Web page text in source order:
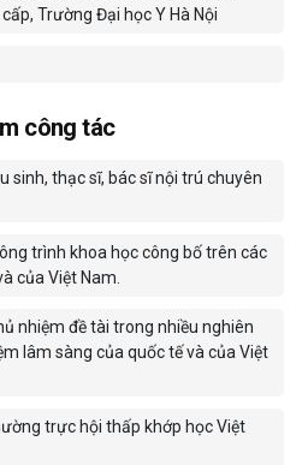
Trường Đại học Y Hà Nội
công tác
sinh, thạc sĩ, bác sĩ nội trú chuyên
trình khoa học công bố trên các
của Việt Nam.
nhiệm đề tài trong nhiều nghiên
lâm sàng của quốc tế và của Việt
trực hội thấp khớp học Việt